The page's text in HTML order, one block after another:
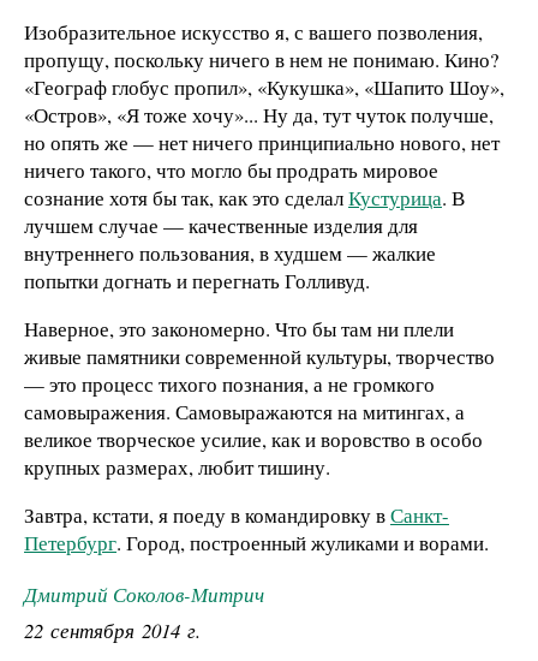
Изобразительное искусство я, с вашего позволения,
пропущу, поскольку ничего в нем не понимаю. Кино?
«Географ глобус пропил», «Кукушка», «Шапито Шоу»,
«Остров», «Я тоже хочу»... Ну да, тут чуток получше,
но опять же — нет ничего принципиально нового, нет
ничего такого, что могло бы продрать мировое
сознание хотя бы так, как это сделалКустурица. В
лучшем случае — качественные изделия для
внутреннего пользования, в худшем — жалкие
попытки догнать и перегнать Голливуд.
Наверное, это закономерно. Что бы там ни плели
живые памятники современной культуры, творчество
— это процесс тихого познания, а не громкого
самовыражения. Самовыражаются на митингах, а
великое творческое усилие, как и воровство в особо
крупных размерах, любит тишину.
Завтра, кстати, я поеду в командировку вСанкт-
Петербург. Город, построенный жуликами и ворами.
Дмитрий Соколов-Митрич
22 сентября 2014 г.